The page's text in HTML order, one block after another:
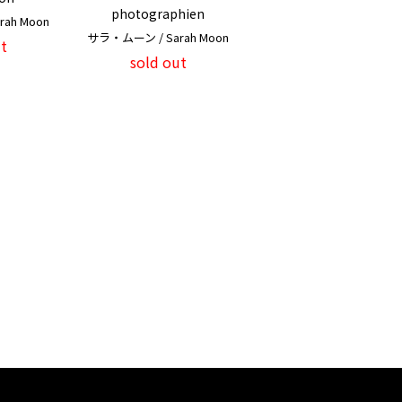
Moon
photographien
サラ・ムーン / Sarah Moon
sold out